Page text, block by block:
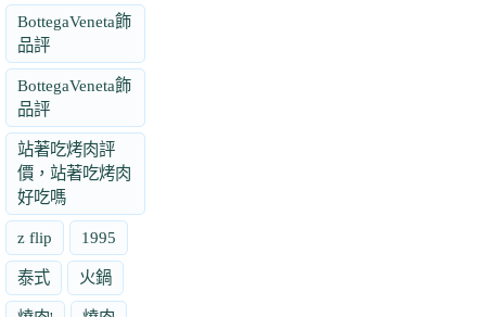
BottegaVeneta飾
品評
BottegaVeneta飾
品評
站著吃烤肉評
價，站著吃烤肉
好吃嗎
z flip 1995
泰式 火鍋